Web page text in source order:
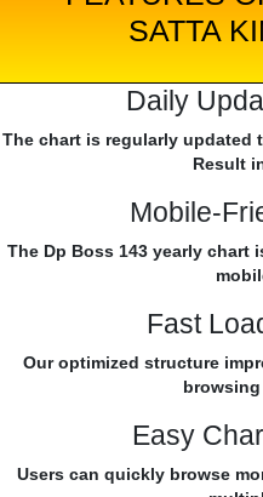
SATTA
Daily
The chart is regularly updated
Result
Mobile-
The Dp Boss 143 yearly
Fast
Our optimized structure
Easy
Users can quickly browse